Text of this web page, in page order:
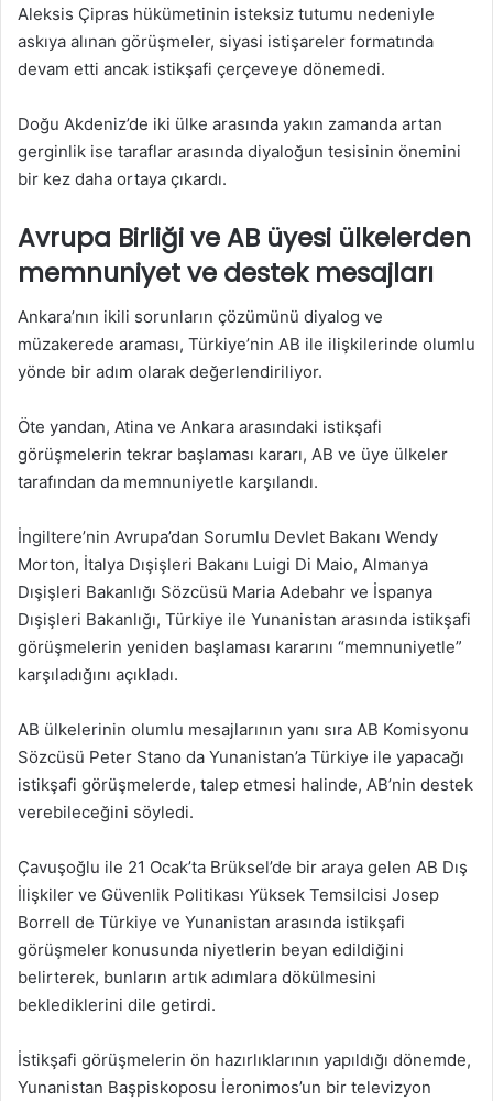
Aleksis Çipras hükümetinin isteksiz tutumu nedeniyle
askıya alınan görüşmeler, siyasi istişareler formatında
devam etti ancak istikşafi çerçeveye dönemedi.
Doğu Akdeniz’de iki ülke arasında yakın zamanda artan
gerginlik ise taraflar arasında diyaloğun tesisinin önemini
bir kez daha ortaya çıkardı.
Avrupa Birliği ve AB üyesi ülkelerden
memnuniyet ve destek mesajları
Ankara’nın ikili sorunların çözümünü diyalog ve
müzakerede araması, Türkiye’nin AB ile ilişkilerinde olumlu
yönde bir adım olarak değerlendiriliyor.
Öte yandan, Atina ve Ankara arasındaki istikşafi
görüşmelerin tekrar başlaması kararı, AB ve üye ülkeler
tarafından da memnuniyetle karşılandı.
İngiltere’nin Avrupa’dan Sorumlu Devlet Bakanı Wendy
Morton, İtalya Dışişleri Bakanı Luigi Di Maio, Almanya
Dışişleri Bakanlığı Sözcüsü Maria Adebahr ve İspanya
Dışişleri Bakanlığı, Türkiye ile Yunanistan arasında istikşafi
görüşmelerin yeniden başlaması kararını “memnuniyetle”
karşıladığını açıkladı.
AB ülkelerinin olumlu mesajlarının yanı sıra AB Komisyonu
Sözcüsü Peter Stano da Yunanistan’a Türkiye ile yapacağı
istikşafi görüşmelerde, talep etmesi halinde, AB’nin destek
verebileceğini söyledi.
Çavuşoğlu ile 21 Ocak’ta Brüksel’de bir araya gelen AB Dış
İlişkiler ve Güvenlik Politikası Yüksek Temsilcisi Josep
Borrell de Türkiye ve Yunanistan arasında istikşafi
görüşmeler konusunda niyetlerin beyan edildiğini
belirterek, bunların artık adımlara dökülmesini
beklediklerini dile getirdi.
İstikşafi görüşmelerin ön hazırlıklarının yapıldığı dönemde,
Yunanistan Başpiskoposu İeronimos’un bir televizyon